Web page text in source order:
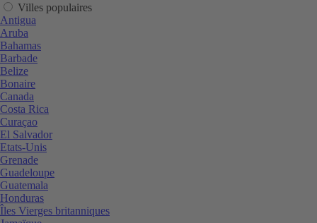
Villes populaires
Antigua
Aruba
Bahamas
Barbade
Belize
Bonaire
Canada
Costa Rica
Curaçao
El Salvador
Etats-Unis
Grenade
Guadeloupe
Guatemala
Honduras
Îles Vierges britanniques